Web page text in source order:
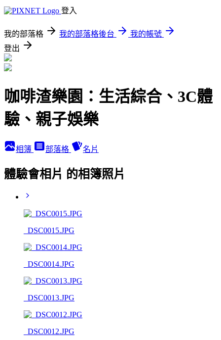
登入
我的部落格 我的部落格後台
我的帳號
登出
咖啡渣樂園：生活綜合、3C體
驗、親子娛樂
相簿 部落格 名片
體驗會相片 的相簿照片
_DSC0015.JPG
_DSC0014.JPG
_DSC0013.JPG
_DSC0012.JPG